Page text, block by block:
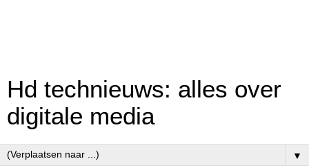
Hd technieuws: alles over
digitale media
▼